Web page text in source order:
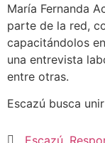
María Fernanda
parte de la red,
capacitándolos
una entrevista
entre otras.
Escazú busca